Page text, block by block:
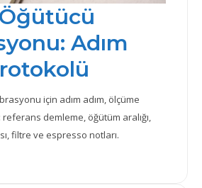
Adım
için adım adım, ölçüme
demleme, öğütüm aralığı,
filtre ve espresso notları.